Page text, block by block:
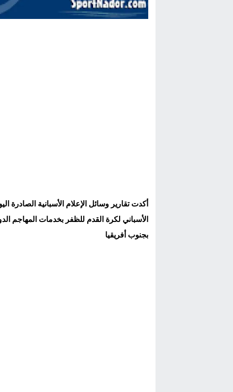
أكدت تقارير وسائل الإعلام الأسبانية الصادرة
الأسباني لكرة القدم للظفر بخدمات المهاجم
بجنوب أفريقيا